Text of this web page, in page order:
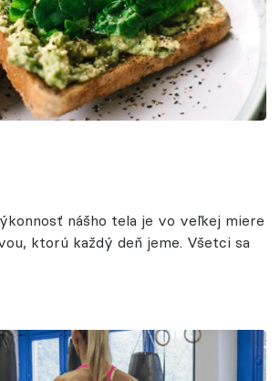
nášho tela je vo veľkej miere
ktorú každý deň jeme. Všetci sa